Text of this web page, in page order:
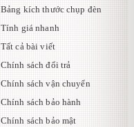
Bảng kích thước chụp đèn
Tính giá nhanh
Tất cả bài viết
Chính sách đổi trả
Chính sách vận chuyển
Chính sách bảo hành
Chính sách bảo mật